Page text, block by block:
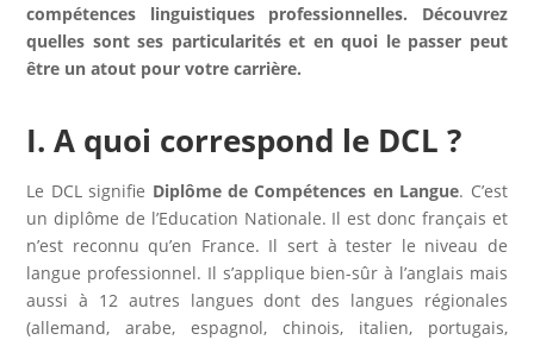
compétences linguistiques professionnelles. Découvrez
quelles sont ses particularités et en quoi le passer peut
être un atout pour votre carrière.
I. A quoi correspond le DCL ?
Le DCL signifie Diplôme de Compétences en Langue. C’est
un diplôme de l’Education Nationale. Il est donc français et
n’est reconnu qu’en France. Il sert à tester le niveau de
langue professionnel. Il s’applique bien-sûr à l’anglais mais
aussi à 12 autres langues dont des langues régionales
(allemand, arabe, espagnol, chinois, italien, portugais,